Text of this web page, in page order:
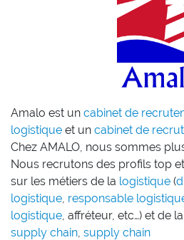
Amalo est un cabinet de
logistique et un cabinet de
Chez AMALO, nous sommes
Nous recrutons des profils top
sur les métiers de la logistique (
logistique, responsable
logistique, affréteur, etc…) et de la
supply chain, supply chain